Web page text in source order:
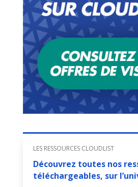
LES RESSOURCES CLOUDLIST
Découvrez toutes nos
téléchargeables, sur